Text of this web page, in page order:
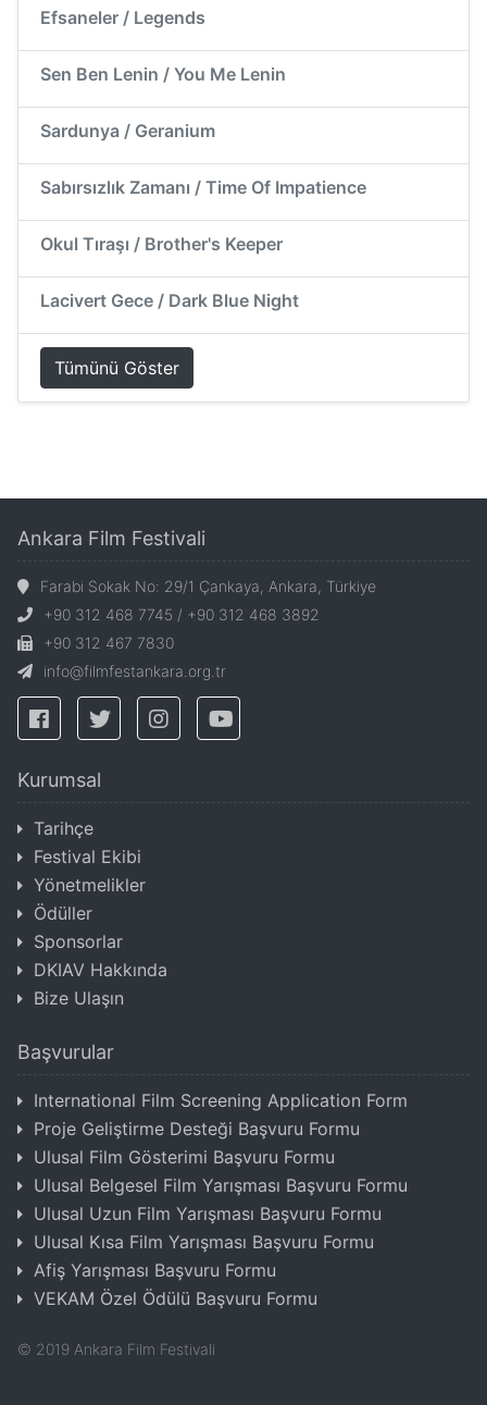
Efsaneler / Legends
Sen Ben Lenin / You Me Lenin
Sardunya / Geranium
Sabırsızlık Zamanı / Time Of Impatience
Okul Tıraşı / Brother's Keeper
Lacivert Gece / Dark Blue Night
Tümünü Göster
Ankara Film Festivali
Farabi Sokak No: 29/1 Çankaya, Ankara, Türkiye
+90 312 468 7745 / +90 312 468 3892
+90 312 467 7830
info@filmfestankara.org.tr
Kurumsal
Tarihçe
Festival Ekibi
Yönetmelikler
Ödüller
Sponsorlar
DKIAV Hakkında
Bize Ulaşın
Başvurular
International Film Screening Application Form
Proje Geliştirme Desteği Başvuru Formu
Ulusal Film Gösterimi Başvuru Formu
Ulusal Belgesel Film Yarışması Başvuru Formu
Ulusal Uzun Film Yarışması Başvuru Formu
Ulusal Kısa Film Yarışması Başvuru Formu
Afiş Yarışması Başvuru Formu
VEKAM Özel Ödülü Başvuru Formu
© 2019 Ankara Film Festivali